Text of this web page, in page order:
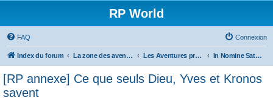
RP World
FAQ Connexion
Index du forum La zone des aventures - Forums RP Les Aventures présentes In Nomine Satanis
[RP annexe] Ce que seuls Dieu, Yves et Kronos
savent